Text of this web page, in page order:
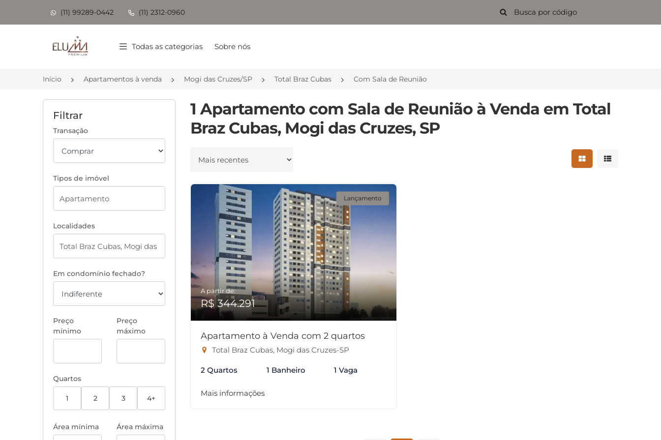
(11) 99289-0442 (11) 2312-0960
Página inicial
Todas as categorias Sobre nós
Início Apartamentos à venda Mogi das Cruzes/SP Total Braz Cubas Com Sala de Reunião
Filtrar
Transação
Tipos de imóvel
Localidades
Em condomínio fechado?
Preço
mínimo
Preço
máximo
Quartos
1 2 3 4+
Área mínima Área máxima
1 Apartamento com Sala de Reunião à Venda em Total
Braz Cubas, Mogi das Cruzes, SP
Ordenar por Mostrar resultados
Mostrar
Lançamento
A partir de:
R$ 344.291
Apartamento à Venda com 2 quartos
Total Braz Cubas, Mogi das Cruzes-SP
2 Quartos 1 Banheiro 1 Vaga
Mais informações